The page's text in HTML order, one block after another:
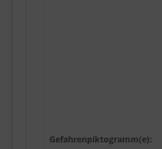
Gefahrenpiktogramm(e):